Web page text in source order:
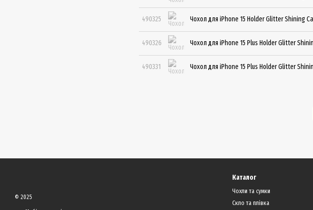
490325 Чохол для iPhone 15 Holder Glitter Shining
490326 Чохол для iPhone 15 Plus Holder Glitter
490331 Чохол для iPhone 15 Plus Holder Glitter
© 2025
Каталог
Чохли та сумки
Скло та плівка